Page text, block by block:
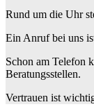
Rund um die Uhr
Ein Anruf bei uns
Schon am Telefon
Beratungsstellen.
Vertrauen ist